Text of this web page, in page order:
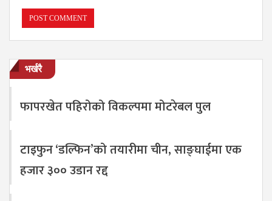
भर्खरै
फापरखेत पहिरोको विकल्पमा मोटरेबल पुल
टाइफुन ‘डल्फिन’को तयारीमा चीन, साङ्घाईमा एक
हजार ३०० उडान रद्द